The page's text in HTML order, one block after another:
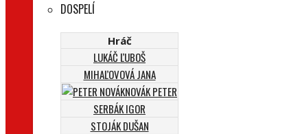
DOSPELÍ
Hráč
LUKÁČ ĽUBOŠ
MIHAĽOVOVÁ JANA
NOVÁK PETER
SERBÁK IGOR
STOJÁK DUŠAN